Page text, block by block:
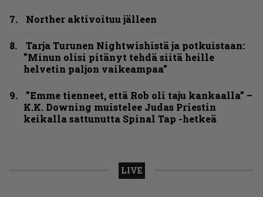
Norther aktivoituu jälleen
Tarja Turunen Nightwishistä ja potkuistaan:
”Minun olisi pitänyt tehdä siitä heille
helvetin paljon vaikeampaa”
”Emme tienneet, että Rob oli taju kankaalla” –
K.K. Downing muistelee Judas Priestin
keikalla sattunutta Spinal Tap -hetkeä
LIVE